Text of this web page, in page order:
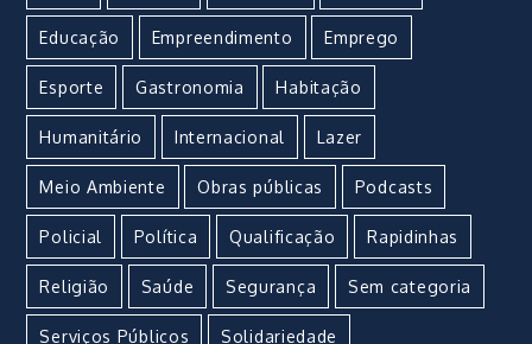
Educação Empreendimento Emprego
Esporte Gastronomia Habitação
Humanitário Internacional Lazer
Meio Ambiente Obras públicas Podcasts
Policial Política Qualificação Rapidinhas
Religião Saúde Segurança Sem categoria
Serviços Públicos Solidariedade